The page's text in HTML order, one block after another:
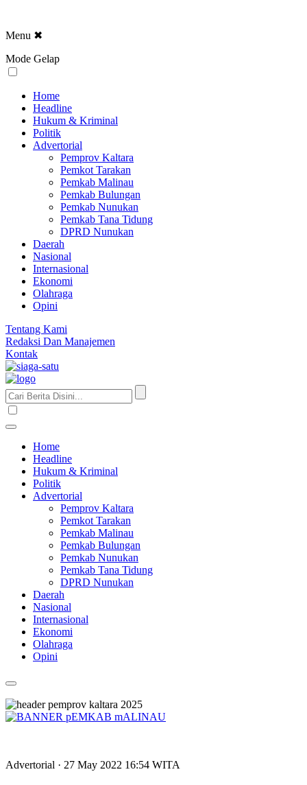
Menu ✖
Mode Gelap
Home
Headline
Hukum & Kriminal
Politik
Advertorial
Pemprov Kaltara
Pemkot Tarakan
Pemkab Malinau
Pemkab Bulungan
Pemkab Nunukan
Pemkab Tana Tidung
DPRD Nunukan
Daerah
Nasional
Internasional
Ekonomi
Olahraga
Opini
Tentang Kami
Redaksi Dan Manajemen
Kontak
Home
Headline
Hukum & Kriminal
Politik
Advertorial
Pemprov Kaltara
Pemkot Tarakan
Pemkab Malinau
Pemkab Bulungan
Pemkab Nunukan
Pemkab Tana Tidung
DPRD Nunukan
Daerah
Nasional
Internasional
Ekonomi
Olahraga
Opini
Advertorial · 27 May 2022 16:54 WITA